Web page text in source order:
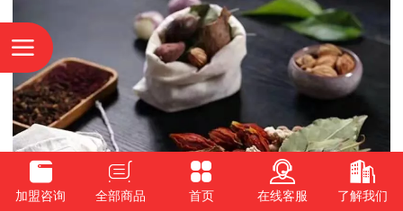
加盟咨询 全部商品 首页 在线客服 了解我们